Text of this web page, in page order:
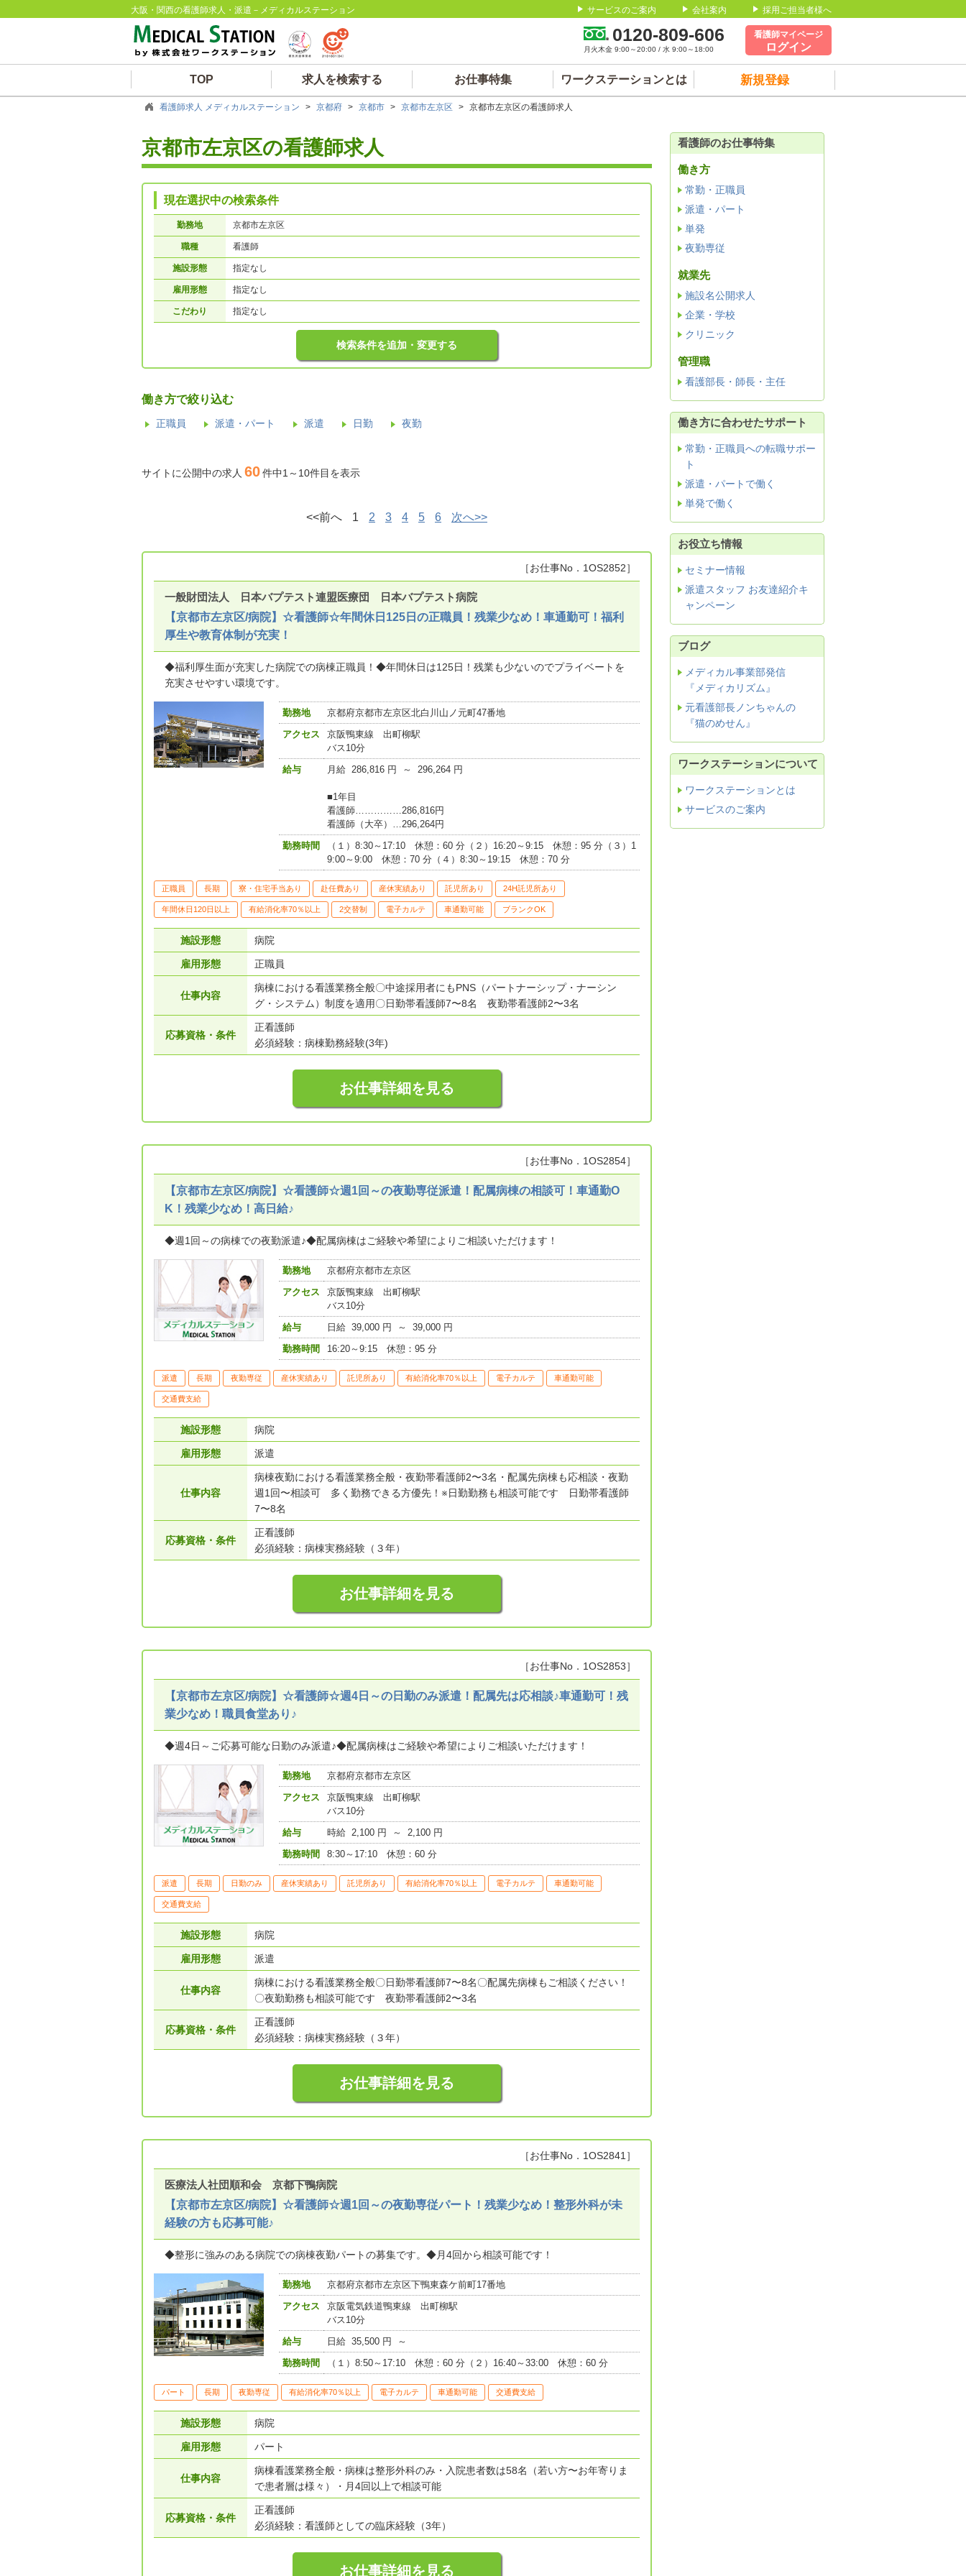
大阪・関西の看護師求人・派遣－メディカルステーション サービスのご案内 会社案内 採用ご担当者様へ
0120-809-606
月火木金 9:00～20:00 / 水 9:00～18:00
看護師マイページ
ログイン
TOP 求人を検索する お仕事特集 ワークステーションとは 新規登録
看護師求人 メディカルステーション > 京都府 > 京都市 > 京都市左京区 > 京都市左京区の看護師求人
京都市左京区の看護師求人
現在選択中の検索条件
勤務地 京都市左京区
職種 看護師
施設形態 指定なし
雇用形態 指定なし
こだわり 指定なし
検索条件を追加・変更する
働き方で絞り込む
正職員 派遣・パート 派遣 日勤 夜勤
サイトに公開中の求人 60件中1～10件目を表示
<<前へ 1 2 3 4 5 6 次へ>>
［お仕事No．1OS2852］
一般財団法人 日本バプテスト連盟医療団 日本バプテスト病院
【京都市左京区/病院】☆看護師☆年間休日125日の正職員！残業少なめ！車通勤可！福利
厚生や教育体制が充実！
◆福利厚生面が充実した病院での病棟正職員！◆年間休日は125日！残業も少ないのでプライベートを
充実させやすい環境です。
勤務地
京都府京都市左京区北白川山ノ元町47番地
アクセス
京阪鴨東線 出町柳駅
バス10分
給与
月給 286,816 円 ～ 296,264 円
■1年目
看護師……………286,816円
看護師（大卒）…296,264円
勤務時間
（１）8:30～17:10 休憩：60 分（２）16:20～9:15 休憩：95 分（３）1
9:00～9:00 休憩：70 分（４）8:30～19:15 休憩：70 分
正職員 長期 寮・住宅手当あり 赴任費あり 産休実績あり 託児所あり 24H託児所あり
年間休日120日以上 有給消化率70％以上 2交替制 電子カルテ 車通勤可能 ブランクOK
施設形態 病院
雇用形態 正職員
仕事内容
病棟における看護業務全般〇中途採用者にもPNS（パートナーシップ・ナーシン
グ・システム）制度を適用〇日勤帯看護師7〜8名 夜勤帯看護師2〜3名
応募資格・条件
正看護師
必須経験：病棟勤務経験(3年)
お仕事詳細を見る
［お仕事No．1OS2854］
【京都市左京区/病院】☆看護師☆週1回～の夜勤専従派遣！配属病棟の相談可！車通勤O
K！残業少なめ！高日給♪
◆週1回～の病棟での夜勤派遣♪◆配属病棟はご経験や希望によりご相談いただけます！
勤務地
京都府京都市左京区
アクセス
京阪鴨東線 出町柳駅
バス10分
給与
日給 39,000 円 ～ 39,000 円
勤務時間
16:20～9:15 休憩：95 分
派遣 長期 夜勤専従 産休実績あり 託児所あり 有給消化率70％以上 電子カルテ 車通勤可能
交通費支給
施設形態 病院
雇用形態 派遣
仕事内容
病棟夜勤における看護業務全般・夜勤帯看護師2〜3名・配属先病棟も応相談・夜勤
週1回〜相談可 多く勤務できる方優先！※日勤勤務も相談可能です 日勤帯看護師
7〜8名
応募資格・条件
正看護師
必須経験：病棟実務経験（３年）
お仕事詳細を見る
［お仕事No．1OS2853］
【京都市左京区/病院】☆看護師☆週4日～の日勤のみ派遣！配属先は応相談♪車通勤可！残
業少なめ！職員食堂あり♪
◆週4日～ご応募可能な日勤のみ派遣♪◆配属病棟はご経験や希望によりご相談いただけます！
勤務地
京都府京都市左京区
アクセス
京阪鴨東線 出町柳駅
バス10分
給与
時給 2,100 円 ～ 2,100 円
勤務時間
8:30～17:10 休憩：60 分
派遣 長期 日勤のみ 産休実績あり 託児所あり 有給消化率70％以上 電子カルテ 車通勤可能
交通費支給
施設形態 病院
雇用形態 派遣
仕事内容
病棟における看護業務全般〇日勤帯看護師7〜8名〇配属先病棟もご相談ください！
〇夜勤勤務も相談可能です 夜勤帯看護師2〜3名
応募資格・条件
正看護師
必須経験：病棟実務経験（３年）
お仕事詳細を見る
［お仕事No．1OS2841］
医療法人社団順和会 京都下鴨病院
【京都市左京区/病院】☆看護師☆週1回～の夜勤専従パート！残業少なめ！整形外科が未
経験の方も応募可能♪
◆整形に強みのある病院での病棟夜勤パートの募集です。◆月4回から相談可能です！
勤務地
京都府京都市左京区下鴨東森ケ前町17番地
アクセス
京阪電気鉄道鴨東線 出町柳駅
バス10分
給与
日給 35,500 円 ～
勤務時間
（１）8:50～17:10 休憩：60 分（２）16:40～33:00 休憩：60 分
パート 長期 夜勤専従 有給消化率70％以上 電子カルテ 車通勤可能 交通費支給
施設形態 病院
雇用形態 パート
仕事内容
病棟看護業務全般・病棟は整形外科のみ・入院患者数は58名（若い方〜お年寄りま
で患者層は様々）・月4回以上で相談可能
応募資格・条件
正看護師
必須経験：看護師としての臨床経験（3年）
お仕事詳細を見る
看護師のお仕事特集
働き方
常勤・正職員
派遣・パート
単発
夜勤専従
就業先
施設名公開求人
企業・学校
クリニック
管理職
看護部長・師長・主任
働き方に合わせたサポート
常勤・正職員への転職サポー
ト
派遣・パートで働く
単発で働く
お役立ち情報
セミナー情報
派遣スタッフ お友達紹介キ
ャンペーン
ブログ
メディカル事業部発信
『メディカリズム』
元看護部長ノンちゃんの
『猫のめせん』
ワークステーションについて
ワークステーションとは
サービスのご案内